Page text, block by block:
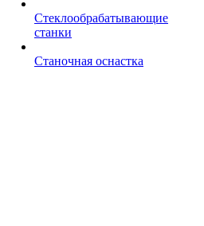
Стеклообрабатывающие
станки
Станочная оснастка